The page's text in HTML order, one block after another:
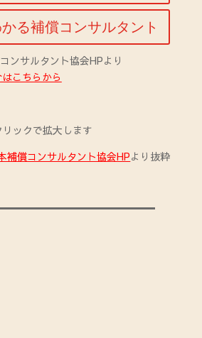
る補償コンサルタント
ンサルタント協会HPより
こちらから
リックで拡大します
補償コンサルタント協会HPより抜粋